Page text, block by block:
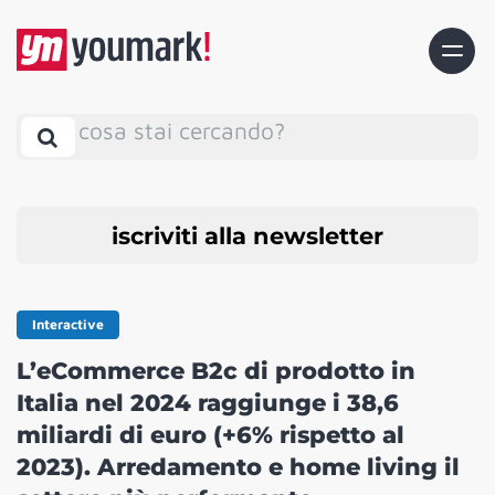
cosa stai cercando?
iscriviti alla newsletter
Interactive
L’eCommerce B2c di prodotto in
Italia nel 2024 raggiunge i 38,6
miliardi di euro (+6% rispetto al
2023). Arredamento e home living il